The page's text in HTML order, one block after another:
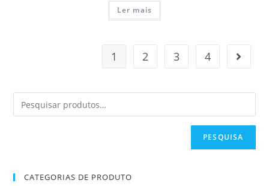
Ler mais
1 2 3 4
PESQUISA
CATEGORIAS DE PRODUTO